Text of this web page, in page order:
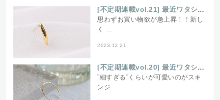
[不定期連載vol.21] 最近ワタシこれ買いました！
思わずお買い物欲が急上昇！！新し
く …
2023.12.21
[不定期連載vol.20] 最近ワタシこれ買いました！
”細すぎる”くらいが可愛いのがスキ
ンジ …